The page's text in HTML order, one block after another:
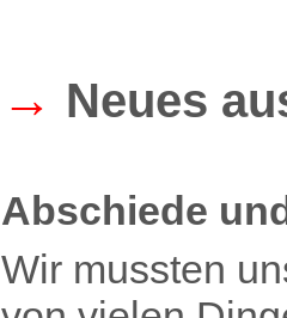
→ Neues
Abschiede
Wir mussten